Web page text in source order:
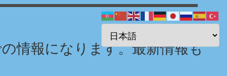
情報になります。最新情報も